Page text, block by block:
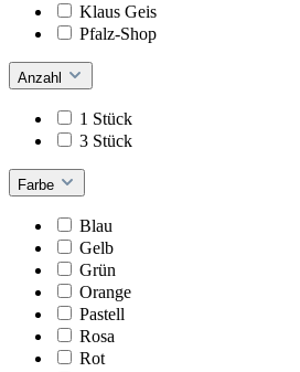
Klaus Geis
Pfalz-Shop
Anzahl
1 Stück
3 Stück
Farbe
Blau
Gelb
Grün
Orange
Pastell
Rosa
Rot